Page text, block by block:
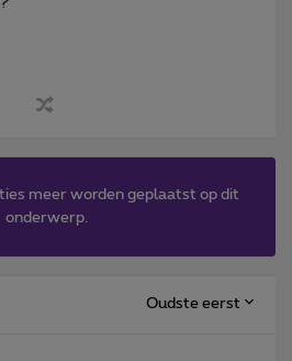
meer worden geplaatst op dit
onderwerp.
Oudste eerst